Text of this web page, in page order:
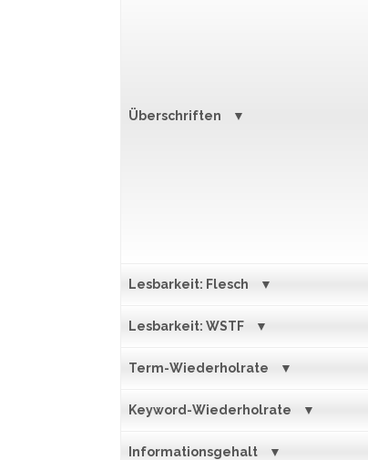
Überschriften
Lesbarkeit: Flesch
Lesbarkeit: WSTF
Term-Wiederholrate
Keyword-Wiederholrate
Informationsgehalt